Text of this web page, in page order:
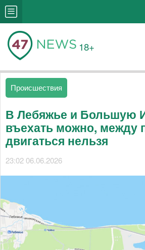
18+
Происшествия
В Лебяжье и Большую
въехать можно, между
двигаться нельзя
23:02 06.06.2026